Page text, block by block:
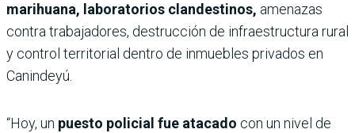
marihuana, laboratorios clandestinos, amenazas
contra trabajadores, destrucción de infraestructura rural
y control territorial dentro de inmuebles privados en
Canindeyú.
“Hoy, un puesto policial fue atacado con un nivel de